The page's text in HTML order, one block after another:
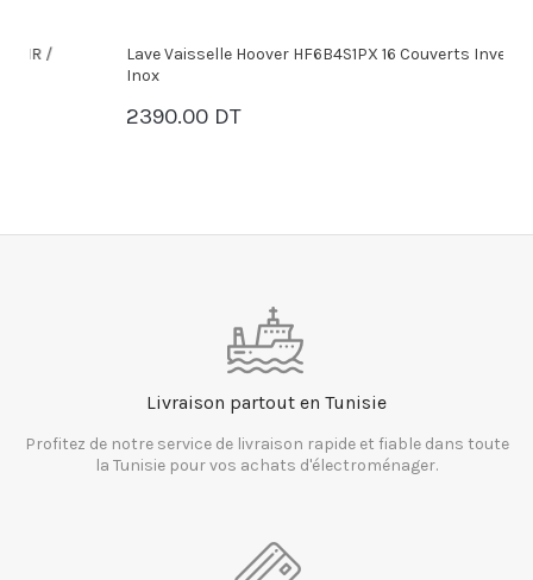
Lave Vaisselle Hoover HF6B4S1PX 16 Couverts Inverter -
2390.00 DT
PANIER
Livraison partout en Tunisie
Profitez de notre service de livraison rapide et fiable dans toute
la Tunisie pour vos achats d'électroménager.